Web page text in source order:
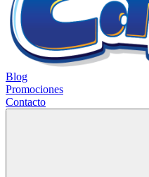
Blog
Promociones
Contacto